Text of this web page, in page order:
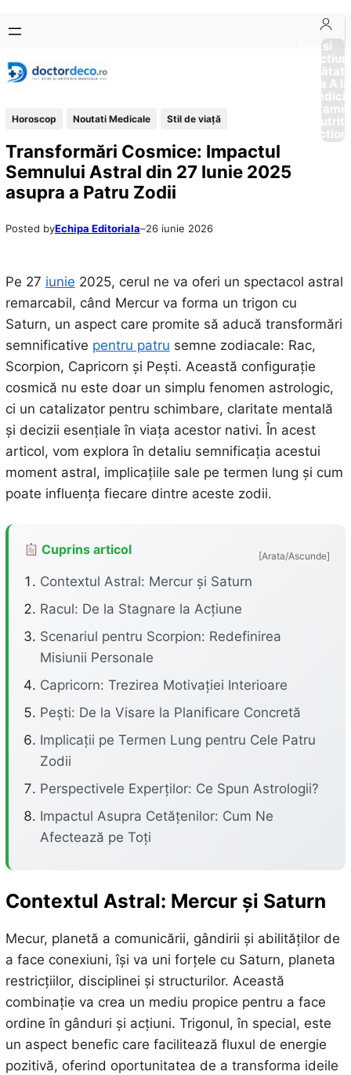
conținut
content
Boli si
Afectiuni
Sănătate
de la A
Horoscop Noutati Medicale Stil de viaţă
Transformări Cosmice: Impactul
Semnului Astral din 27 Iunie 2025
asupra a Patru Zodii
Posted byEchipa Editoriala–26 iunie 2026
Pe 27 iunie 2025, cerul ne va oferi un spectacol astral
remarcabil, când Mercur va forma un trigon cu
Saturn, un aspect care promite să aducă transformări
semnificative pentru patru semne zodiacale: Rac,
Scorpion, Capricorn și Pești. Această configurație
cosmică nu este doar un simplu fenomen astrologic,
ci un catalizator pentru schimbare, claritate mentală
și decizii esențiale în viața acestor nativi. În acest
articol, vom explora în detaliu semnificația acestui
moment astral, implicațiile sale pe termen lung și cum
poate influența fiecare dintre aceste zodii.
Cuprins articol [Arata/Ascunde]
Contextul Astral: Mercur și Saturn
Racul: De la Stagnare la Acțiune
Scenariul pentru Scorpion: Redefinirea
Misiunii Personale
Capricorn: Trezirea Motivației Interioare
Pești: De la Visare la Planificare Concretă
Implicații pe Termen Lung pentru Cele Patru
Zodii
Perspectivele Experților: Ce Spun Astrologii?
Impactul Asupra Cetățenilor: Cum Ne
Afectează pe Toți
Contextul Astral: Mercur și Saturn
Mecur, planetă a comunicării, gândirii și abilităților de
a face conexiuni, își va uni forțele cu Saturn, planeta
restricțiilor, disciplinei și structurilor. Această
combinație va crea un mediu propice pentru a face
ordine în gânduri și acțiuni. Trigonul, în special, este
un aspect benefic care facilitează fluxul de energie
pozitivă, oferind oportunitatea de a transforma ideile